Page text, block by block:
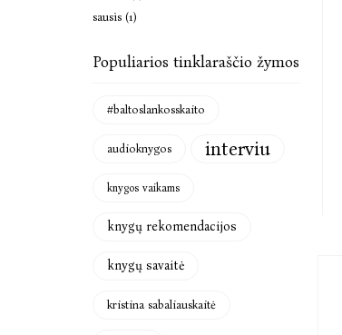
sausis (1)
Populiarios tinklaraščio žymos
#baltoslankosskaito
audioknygos interviu
knygos vaikams
knygų rekomendacijos
knygų savaitė
kristina sabaliauskaitė